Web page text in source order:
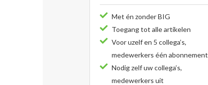
Met én zonder BIG
Toegang tot alle artikelen
Voor uzelf en 5 collega’s,
medewerkers één abonnement
Nodig zelf uw collega’s,
medewerkers uit